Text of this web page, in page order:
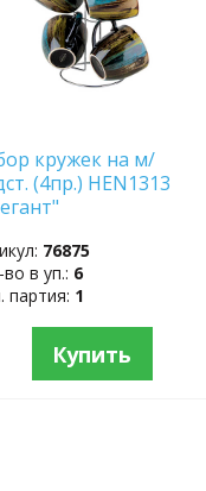
кружек на м/
(4пр.) HEN1313
76875
в уп.: 6
партия: 1
Купить